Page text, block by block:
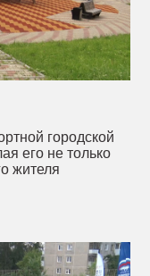
городской
его не только
жителя